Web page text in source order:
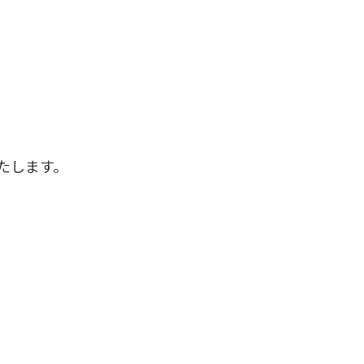
ます。